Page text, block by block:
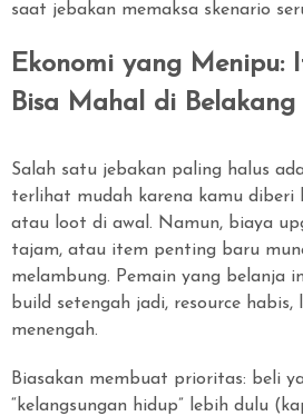
saat jebakan memaksa skenario
Ekonomi yang Menipu:
Bisa Mahal di Belakang
Salah satu jebakan paling halus
terlihat mudah karena kamu diberi
atau loot di awal. Namun, biaya
tajam, atau item penting baru
melambung. Pemain yang belanja
build setengah jadi, resource
menengah.
Biasakan membuat prioritas: beli
“kelangsungan hidup” lebih dulu